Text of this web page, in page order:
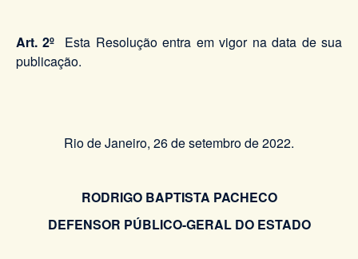
Art. 2º Esta Resolução entra em vigor na data de sua
publicação.
Rio de Janeiro, 26 de setembro de 2022.
RODRIGO BAPTISTA PACHECO
DEFENSOR PÚBLICO-GERAL DO ESTADO